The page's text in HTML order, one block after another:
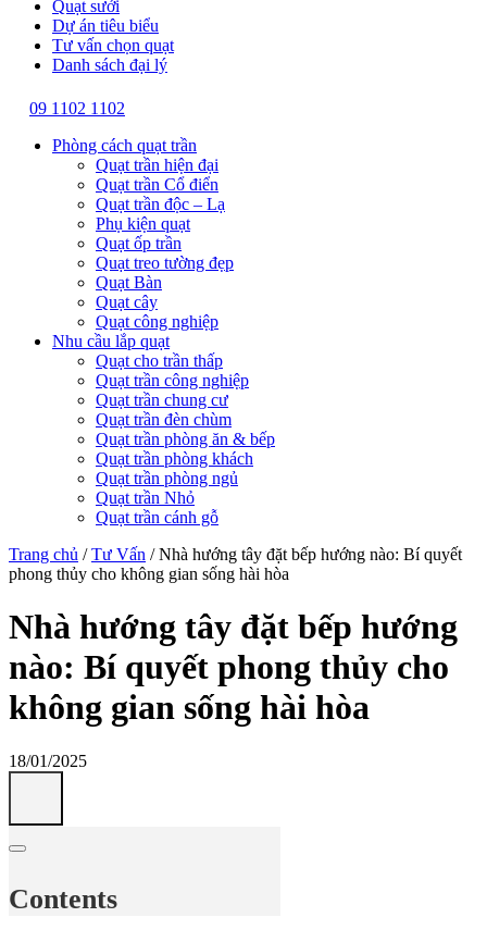
Quạt sưởi
Dự án tiêu biểu
Tư vấn chọn quạt
Danh sách đại lý
09 1102 1102
Phòng cách quạt trần
Quạt trần hiện đại
Quạt trần Cổ điển
Quạt trần độc – Lạ
Phụ kiện quạt
Quạt ốp trần
Quạt treo tường đẹp
Quạt Bàn
Quạt cây
Quạt công nghiệp
Nhu cầu lắp quạt
Quạt cho trần thấp
Quạt trần công nghiệp
Quạt trần chung cư
Quạt trần đèn chùm
Quạt trần phòng ăn & bếp
Quạt trần phòng khách
Quạt trần phòng ngủ
Quạt trần Nhỏ
Quạt trần cánh gỗ
Trang chủ /Tư Vấn /Nhà hướng tây đặt bếp hướng nào: Bí quyết
phong thủy cho không gian sống hài hòa
Nhà hướng tây đặt bếp hướng
nào: Bí quyết phong thủy cho
không gian sống hài hòa
18/01/2025
Contents